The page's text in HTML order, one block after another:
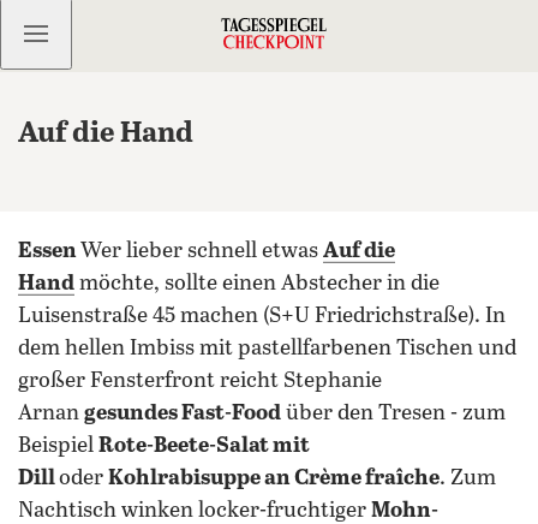
Kostenlos anmelden
Auf die Hand
Essen Wer lieber schnell etwas Auf die
Hand möchte, sollte einen Abstecher in die
Luisenstraße 45 machen (S+U Friedrichstraße). In
dem hellen Imbiss mit pastellfarbenen Tischen und
großer Fensterfront reicht Stephanie
Arnan gesundes Fast-Food über den Tresen - zum
Beispiel Rote-Beete-Salat mit
Dilloder Kohlrabisuppe an Crème fraîche. Zum
Nachtisch winken locker-fruchtiger Mohn-